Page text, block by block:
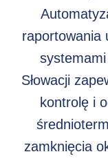
raportowania
Słowacji
kontrolę i
zamknięcia